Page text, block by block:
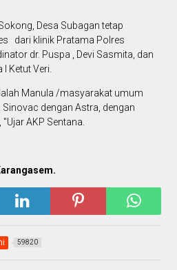
Desa Subagan tetap
dari klinik Pratama Polres
dr. Puspa , Devi Sasmita, dan
Ketut Veri.
Manula /masyarakat umum
dengan Astra, dengan
AKP Sentana.
59820